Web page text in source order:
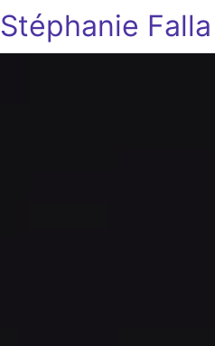
Stéphanie Falla